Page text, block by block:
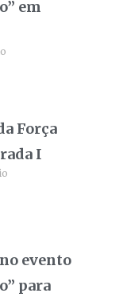
em
Força
I
evento
para